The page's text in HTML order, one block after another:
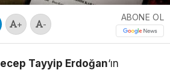
+ -
ABONE OL
Tayyip Erdoğan‘ın